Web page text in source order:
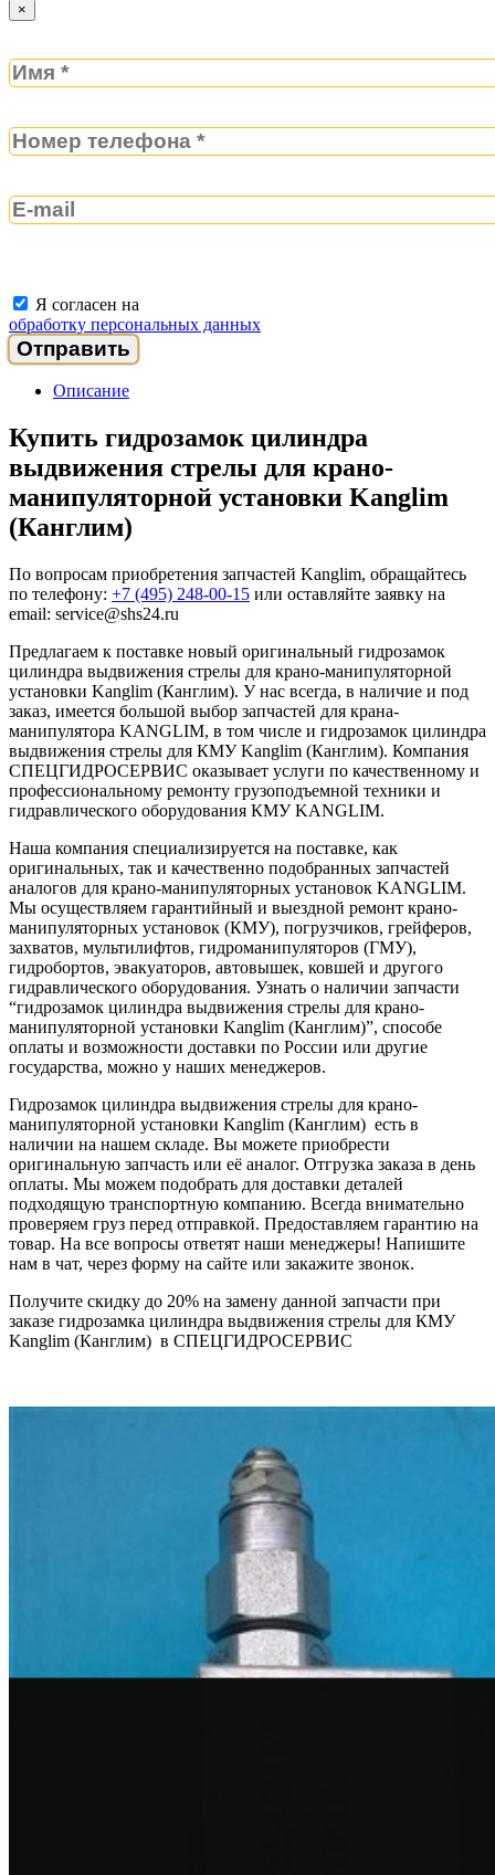
×
Я согласен на
обработку персональных данных
Описание
Купить гидрозамок цилиндра
выдвижения стрелы для крано-
манипуляторной установки Kanglim
(Канглим)
По вопросам приобретения запчастей Kanglim, обращайтесь
по телефону: +7 (495) 248-00-15 или оставляйте заявку на
email: service@shs24.ru
Предлагаем к поставке новый оригинальный гидрозамок
цилиндра выдвижения стрелы для крано-манипуляторной
установки Kanglim (Канглим). У нас всегда, в наличие и под
заказ, имеется большой выбор запчастей для крана-
манипулятора KANGLIM, в том числе и гидрозамок цилиндра
выдвижения стрелы для КМУ Kanglim (Канглим). Компания
СПЕЦГИДРОСЕРВИС оказывает услуги по качественному и
профессиональному ремонту грузоподъемной техники и
гидравлического оборудования КМУ KANGLIM.
Наша компания специализируется на поставке, как
оригинальных, так и качественно подобранных запчастей
аналогов для крано-манипуляторных установок KANGLIM.
Мы осуществляем гарантийный и выездной ремонт крано-
манипуляторных установок (КМУ), погрузчиков, грейферов,
захватов, мультилифтов, гидроманипуляторов (ГМУ),
гидробортов, эвакуаторов, автовышек, ковшей и другого
гидравлического оборудования. Узнать о наличии запчасти
“гидрозамок цилиндра выдвижения стрелы для крано-
манипуляторной установки Kanglim (Канглим)”, способе
оплаты и возможности доставки по России или другие
государства, можно у наших менеджеров.
Гидрозамок цилиндра выдвижения стрелы для крано-
манипуляторной установки Kanglim (Канглим) есть в
наличии на нашем складе. Вы можете приобрести
оригинальную запчасть или её аналог. Отгрузка заказа в день
оплаты. Мы можем подобрать для доставки деталей
подходящую транспортную компанию. Всегда внимательно
проверяем груз перед отправкой. Предоставляем гарантию на
товар. На все вопросы ответят наши менеджеры! Напишите
нам в чат, через форму на сайте или закажите звонок.
Получите скидку до 20% на замену данной запчасти при
заказе гидрозамка цилиндра выдвижения стрелы для КМУ
Kanglim (Канглим) в СПЕЦГИДРОСЕРВИС